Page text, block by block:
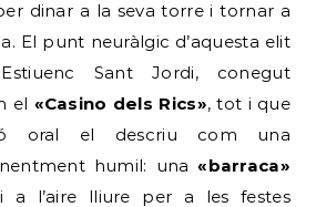
dinar a la seva torre i tornar a
El punt neuràlgic d’aquesta elit
Sant Jordi, conegut
el «Casino dels Rics», tot i que
oral el descriu com una
humil: una«barraca»
a l’aire lliure per a les festes